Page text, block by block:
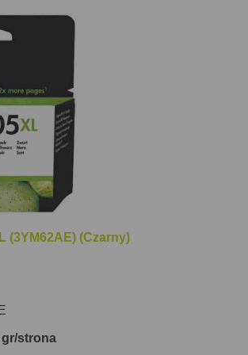
domowego. HP DeskJet 2710 to
skanowania, jak i kopiowania.
(3YM62AE) (Czarny)
gr/strona